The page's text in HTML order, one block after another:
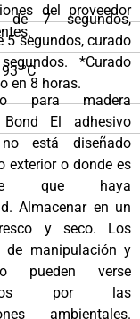
del proveedor
de 7 segundos,
5 segundos, curado
*Curado
en 8 horas.
°C
para madera
El adhesivo
está diseñado
exterior o donde es
que haya
Almacenar en un
y seco. Los
de manipulación y
pueden verse
por las
ambientales.